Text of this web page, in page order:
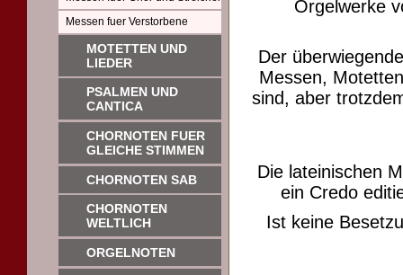
Messen fuer Verstorbene
MOTETTEN UND
LIEDER
PSALMEN UND
CANTICA
CHORNOTEN FUER
GLEICHE STIMMEN
CHORNOTEN SAB
CHORNOTEN
WELTLICH
ORGELNOTEN
Orgelwerke
Der
Messen,
sind, aber
Die lateinischen
ein Credo
Ist keine